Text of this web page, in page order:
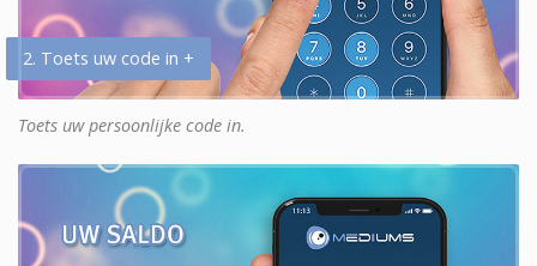
2. Toets uw code in +
Toets uw persoonlijke code in.